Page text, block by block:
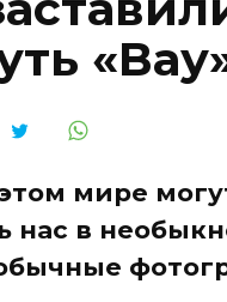
мире
нас в